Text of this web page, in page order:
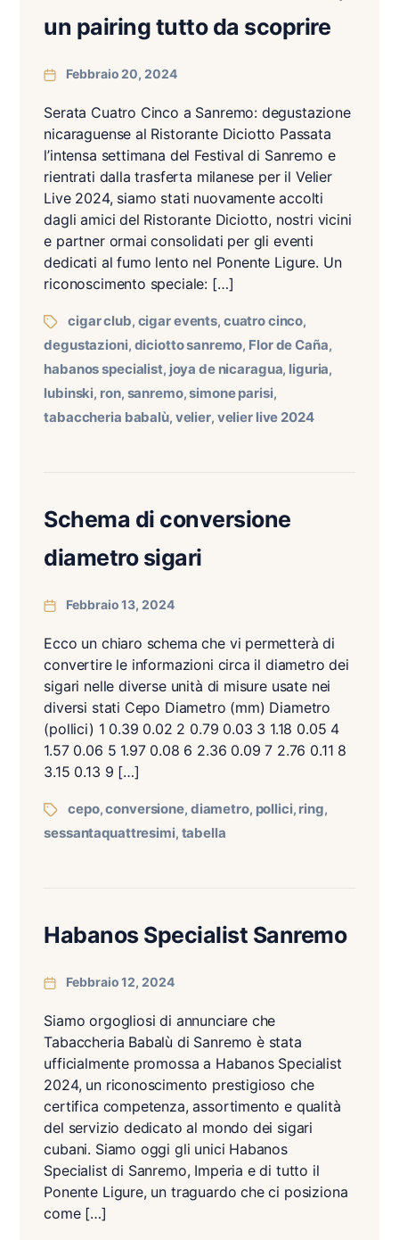
un pairing tutto da scoprire
Febbraio 20, 2024
Serata Cuatro Cinco a Sanremo: degustazione
nicaraguense al Ristorante Diciotto Passata
l’intensa settimana del Festival di Sanremo e
rientrati dalla trasferta milanese per il Velier
Live 2024, siamo stati nuovamente accolti
dagli amici del Ristorante Diciotto, nostri vicini
e partner ormai consolidati per gli eventi
dedicati al fumo lento nel Ponente Ligure. Un
riconoscimento speciale: […]
cigar club, cigar events, cuatro cinco,
degustazioni, diciotto sanremo, Flor de Caña,
habanos specialist, joya de nicaragua, liguria,
lubinski, ron, sanremo,simone parisi,
tabaccheria babalù, velier, velier live 2024
Schema di conversione
diametro sigari
Febbraio 13, 2024
Ecco un chiaro schema che vi permetterà di
convertire le informazioni circa il diametro dei
sigari nelle diverse unità di misure usate nei
diversi stati Cepo Diametro (mm) Diametro
(pollici) 1 0.39 0.02 2 0.79 0.03 3 1.18 0.05 4
1.57 0.06 5 1.97 0.08 6 2.36 0.09 7 2.76 0.11 8
3.15 0.13 9 […]
cepo,conversione, diametro, pollici, ring,
sessantaquattresimi, tabella
Habanos Specialist Sanremo
Febbraio 12, 2024
Siamo orgogliosi di annunciare che
Tabaccheria Babalù di Sanremo è stata
ufficialmente promossa a Habanos Specialist
2024, un riconoscimento prestigioso che
certifica competenza, assortimento e qualità
del servizio dedicato al mondo dei sigari
cubani. Siamo oggi gli unici Habanos
Specialist di Sanremo, Imperia e di tutto il
Ponente Ligure, un traguardo che ci posiziona
come […]